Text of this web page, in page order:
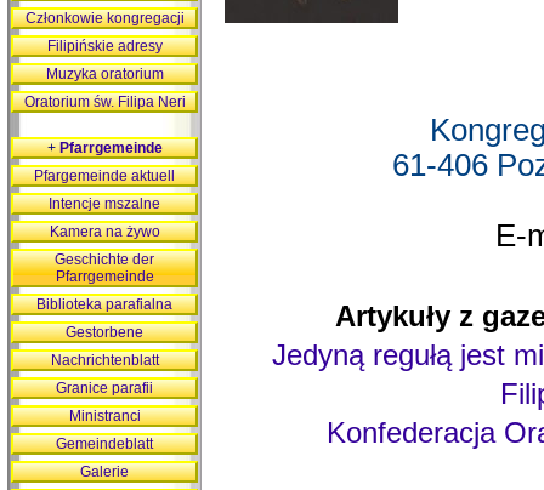
61-406
E-
Artykuły z
Jedyną regułą jest
Konfederacja
Członkowie kongregacji
Filipińskie adresy
Muzyka oratorium
Oratorium św. Filipa Neri
+Pfarrgemeinde
Pfargemeinde aktuell
Intencje mszalne
Kamera na żywo
Geschichte der
Pfarrgemeinde
Biblioteka parafialna
Gestorbene
Nachrichtenblatt
Granice parafii
Ministranci
Gemeindeblatt
Galerie